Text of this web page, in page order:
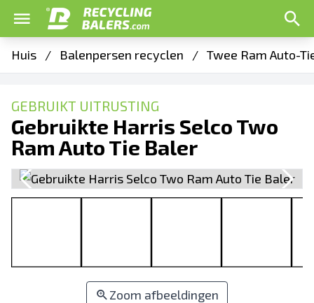
Huis / Balenpersen recyclen / Twee Ram Auto-
GEBRUIKT UITRUSTING
Gebruikte Harris Selco Two
Ram Auto Tie Baler
Zoom afbeeldingen